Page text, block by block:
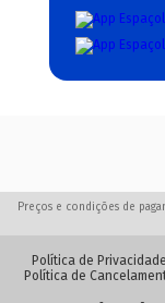
Preços e condições de
Política de Privacidade
Política de